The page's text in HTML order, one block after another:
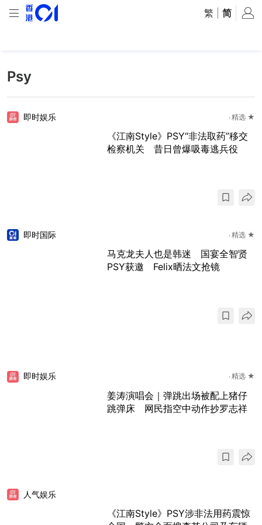
繁 简
Psy
即时娱乐 精选 ★
《江南Style》PSY“非法取药”移交
检察机关 昔日曾爆吸毒逃兵役
即时国际 精选 ★
马克龙夫人也是韩迷 国宴全智贤
PSY获邀 Felix晒法文抢镜
即时娱乐 精选 ★
姜涛演唱会｜弹跳出场被配上猪仔
跳弹床 网民指空中动作抄罗志祥
人气娱乐
《江南Style》PSY涉非法用药震惊